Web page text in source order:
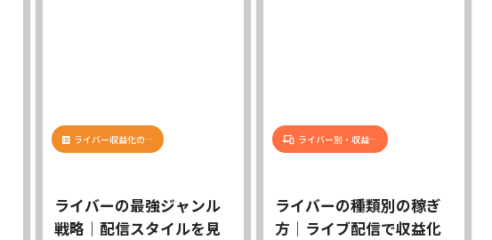
ライバー収益化の…
ライバーの最強ジャンル
戦略｜配信スタイルを見
ライバー別・収益…
ライバーの種類別の稼ぎ
方｜ライブ配信で収益化